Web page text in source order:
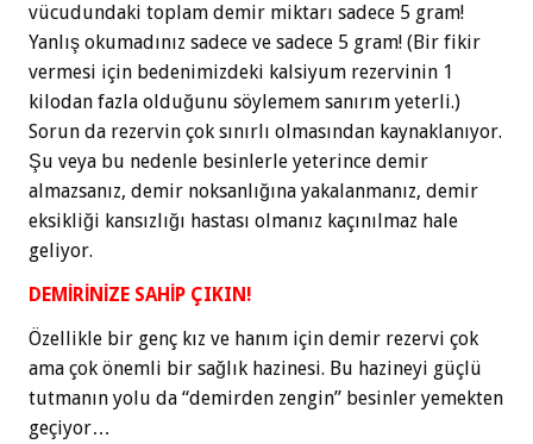
vücudundaki toplam demir miktarı sadece 5 gram!
Yanlış okumadınız sadece ve sadece 5 gram! (Bir fikir
vermesi için bedenimizdeki kalsiyum rezervinin 1
kilodan fazla olduğunu söylemem sanırım yeterli.)
Sorun da rezervin çok sınırlı olmasından kaynaklanıyor.
Şu veya bu nedenle besinlerle yeterince demir
almazsanız, demir noksanlığına yakalanmanız, demir
eksikliği kansızlığı hastası olmanız kaçınılmaz hale
geliyor.
DEMİRİNİZE SAHİP ÇIKIN!
Özellikle bir genç kız ve hanım için demir rezervi çok
ama çok önemli bir sağlık hazinesi. Bu hazineyi güçlü
tutmanın yolu da “demirden zengin” besinler yemekten
geçiyor…